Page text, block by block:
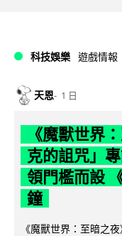
科技娛樂 遊戲情報
天恩 1 日
《魔獸世界
克的詛咒」
領門檻而設
鐘
《魔獸世界：至暗之